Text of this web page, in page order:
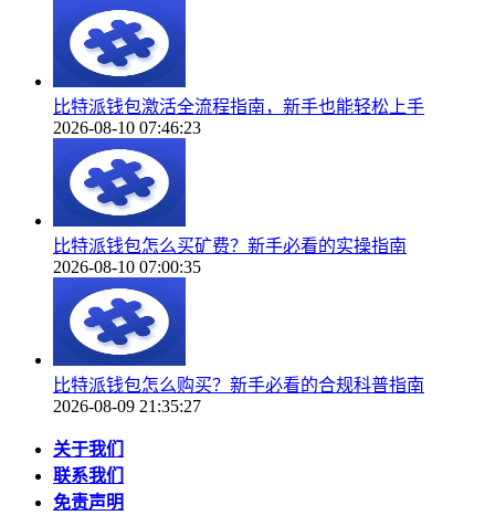
比特派钱包激活全流程指南，新手也能轻松上手
2026-08-10 07:46:23
比特派钱包怎么买矿费？新手必看的实操指南
2026-08-10 07:00:35
比特派钱包怎么购买？新手必看的合规科普指南
2026-08-09 21:35:27
关于我们
联系我们
免责声明